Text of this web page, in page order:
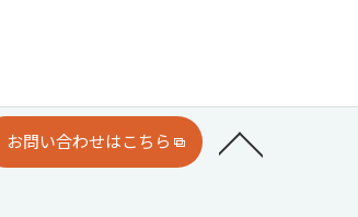
お問い合わせはこちら